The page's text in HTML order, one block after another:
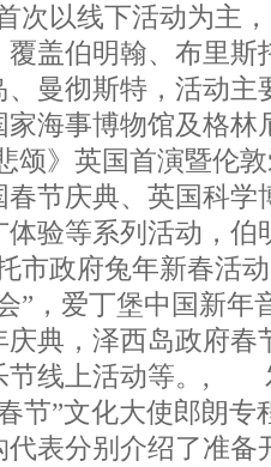
次以线下活动为主
盖伯明翰、布里斯
曼彻斯特，活动主
海事博物馆及格林
颂》英国首演暨伦
节庆典、英国科学
验等系列活动，伯
市政府兔年新春活
”，爱丁堡中国新年
典，泽西岛政府春
节线上活动等。,
节”文化大使郎朗
表分别介绍了准备